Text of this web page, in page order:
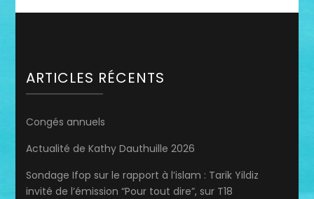
ARTICLES RÉCENTS
Congés annuels
Actualité de Kathy Dauthuille 2026
Sondage Ifop sur le rapport à l’islam : Tarik Yildiz
invité de l’émission “Pour tout dire”, sur T18